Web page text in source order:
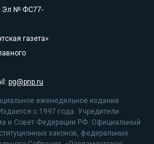
Эл № ФС77-
газета»
pg@pnp.ru
еженедельное издание
с 1997 года. Учредители
и Совет Федерации РФ. Официальный
законов, федеральных